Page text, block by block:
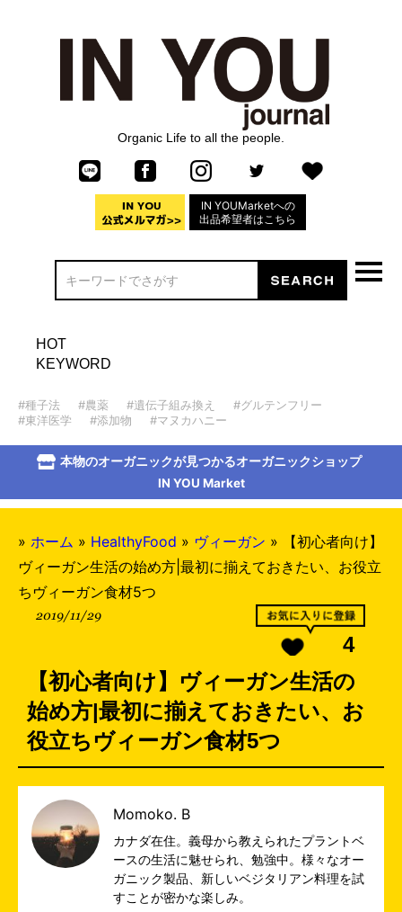
Organic Life to all the people.
IN YOUMarketへの
出品希望者はこちら
HOT
KEYWORD
#種子法 #農薬 #遺伝子組み換え
#グルテンフリー
#東洋医学
#添加物 #マヌカハニー
本物のオーガニックが見つかるオーガニックショップ
IN YOU Market
» ホーム » HealthyFood » ヴィーガン »
【初心者向け】
ヴィーガン生活の始め方|最初に揃えておきたい、お役立
ちヴィーガン食材5つ
2019/11/29
4
【初心者向け】ヴィーガン生活の
始め方|最初に揃えておきたい、お
役立ちヴィーガン食材5つ
Momoko. B
カナダ在住。義母から教えられたプラントベ
ースの生活に魅せられ、勉強中。様々なオー
ガニック製品、新しいベジタリアン料理を試
すことが密かな楽しみ。